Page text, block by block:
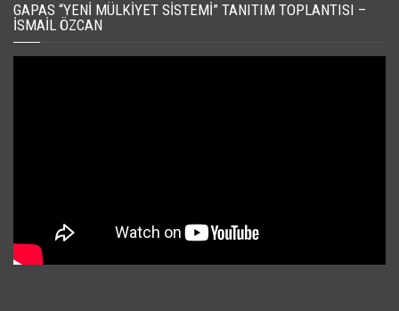
GAPAS “YENI MÜLKIYET SISTEMI” TANITIM TOPLANTISI –
İSMAIL ÖZCAN